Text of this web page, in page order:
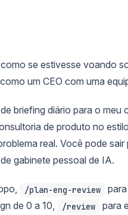
se estivesse voando
um CEO com uma
briefing diário para o meu
de produto no
real. Você pode
gabinete pessoal de IA.
/plan-eng-review
de 0 a 10, /review para